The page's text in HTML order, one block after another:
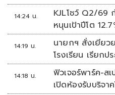
14:24 น.
KJLโชว์ Q2/69
หนุนเป้าปีโต
14:19 น.
นายกฯ สั่งเยียว
โรงเรียน เรียกป
ทันที
14:18 น.
ฟิวเจอร์พาร์ค-ส
เปิดห้องรับบริจา